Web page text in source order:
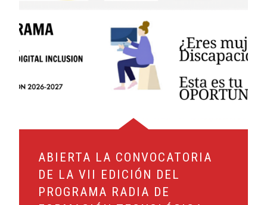
ABIERTA LA CONVOCATORIA
DE LA VII EDICIÓN DEL
PROGRAMA RADIA DE